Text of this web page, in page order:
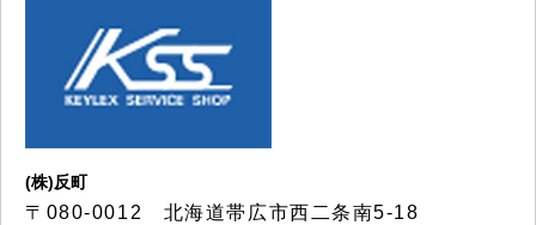
(株)反町
〒080-0012 北海道帯広市西二条南5-18